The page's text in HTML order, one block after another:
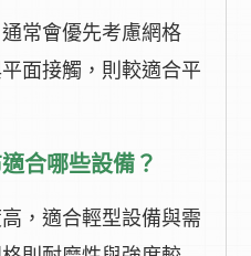
常會優先考慮網格
面接觸，則較適合平
合哪些設備？
，適合輕型設備與需